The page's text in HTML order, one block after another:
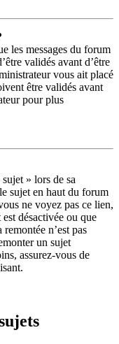
les messages du forum
validés avant d’être
vous ait placé
être validés avant
pour plus
» lors de sa
sujet en haut du forum
ne voyez pas ce lien,
désactivée ou que
n’est pas
un sujet
assurez-vous de